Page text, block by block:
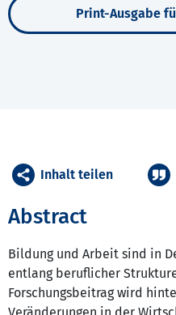
Print-Ausgabe
Abstract
Bildung und Arbeit sind in
entlang beruflicher
Forschungsbeitrag wird
Inhalt teilen